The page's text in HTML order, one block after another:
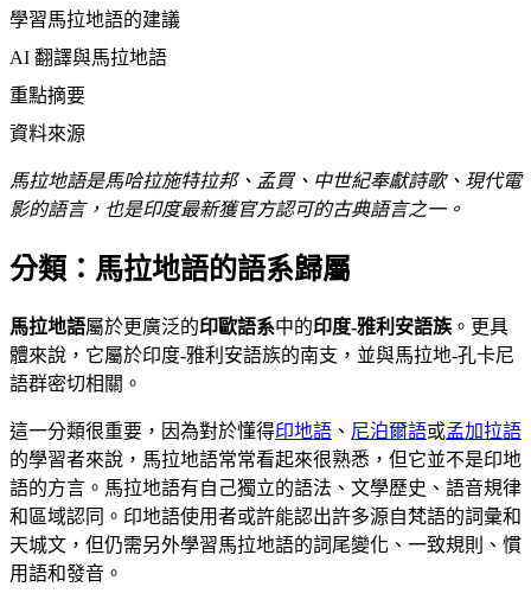
學習馬拉地語的建議
AI 翻譯與馬拉地語
重點摘要
資料來源
馬拉地語是馬哈拉施特拉邦、孟買、中世紀奉獻詩歌、現代電
影的語言，也是印度最新獲官方認可的古典語言之一。
分類：馬拉地語的語系歸屬
馬拉地語屬於更廣泛的印歐語系中的印度-雅利安語族 。更具
體來說，它屬於印度-雅利安語族的南支，並與馬拉地-孔卡尼
語群密切相關。
這一分類很重要，因為對於懂得印地語 、 尼泊爾語或孟加拉語
的學習者來說，馬拉地語常常看起來很熟悉，但它並不是印地
語的方言。馬拉地語有自己獨立的語法、文學歷史、語音規律
和區域認同。印地語使用者或許能認出許多源自梵語的詞彙和
天城文，但仍需另外學習馬拉地語的詞尾變化、一致規則、慣
用語和發音。